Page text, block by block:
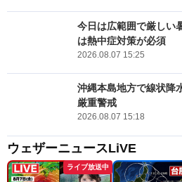
今日は広範囲で厳し
は熱中症対策が必須
2026.08.07 15:25
沖縄本島地方で線状降
厳重警戒
2026.08.07 15:18
ウェザーニュースLiVE
ライブ放送中